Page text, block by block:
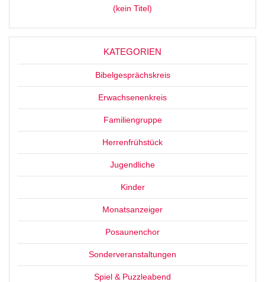
(kein Titel)
KATEGORIEN
Bibelgesprächskreis
Erwachsenenkreis
Familiengruppe
Herrenfrühstück
Jugendliche
Kinder
Monatsanzeiger
Posaunenchor
Sonderveranstaltungen
Spiel & Puzzleabend